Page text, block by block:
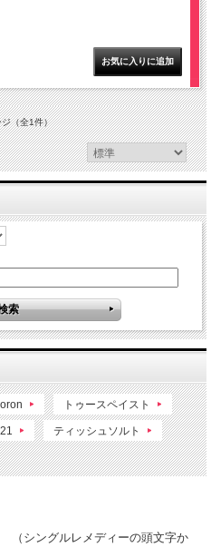
（全1件）
トゥースペイスト
ティッシュソルト
（シングルレメディーの頭文字か